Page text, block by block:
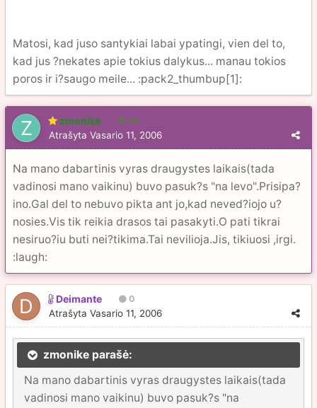
Matosi, kad juso santykiai labai ypatingi, vien del to,
kad jus ?nekates apie tokius dalykus... manau tokios
poros ir i?saugo meile... :pack2_thumbup[1]:
zmonike 28
Atrašyta Vasario 11, 2006
Na mano dabartinis vyras draugystes laikais(tada
vadinosi mano vaikinu) buvo pasuk?s "na levo".Prisipa?
ino.Gal del to nebuvo pikta ant jo,kad neved?iojo u?
nosies.Vis tik reikia drasos tai pasakyti.O pati tikrai
nesiruo?iu buti nei?tikima.Tai nevilioja.Jis, tikiuosi ,irgi.
:laugh:
Deimante 0
Atrašyta Vasario 11, 2006
zmonike parašė:
Na mano dabartinis vyras draugystes laikais(tada
vadinosi mano vaikinu) buvo pasuk?s "na